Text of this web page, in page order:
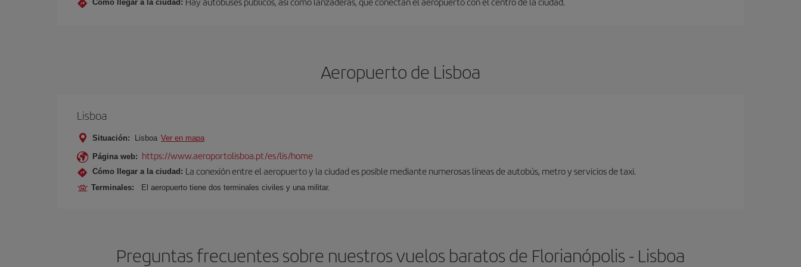
Cómo llegar a la ciudad:
Aeropuerto de Lisboa
Lisboa
Situación: Lisboa Ver en mapa
Página web: https://www.aeroportolisboa.pt/es/lis/home
Cómo llegar a la ciudad: La conexión entre el aeropuerto y la ciudad es posible mediante numerosas líneas de autobús, metro y servicios de taxi.
Terminales: El aeropuerto tiene dos terminales civiles y una militar.
Preguntas frecuentes sobre nuestros vuelos baratos de Florianópolis - Lisboa